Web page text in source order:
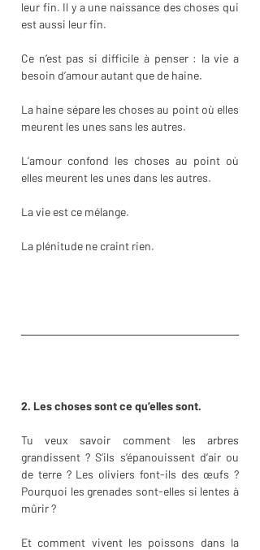
leur fin. Il y a une naissance des choses qui
est aussi leur fin.
Ce n’est pas si difficile à penser : la vie a
besoin d’amour autant que de haine.
La haine sépare les choses au point où elles
meurent les unes sans les autres.
L’amour confond les choses au point où
elles meurent les unes dans les autres.
La vie est ce mélange.
La plénitude ne craint rien.
2. Les choses sont ce qu’elles sont.
Tu veux savoir comment les arbres
grandissent ? S’ils s’épanouissent d’air ou
de terre ? Les oliviers font-ils des œufs ?
Pourquoi les grenades sont-elles si lentes à
mûrir ?
Et comment vivent les poissons dans la